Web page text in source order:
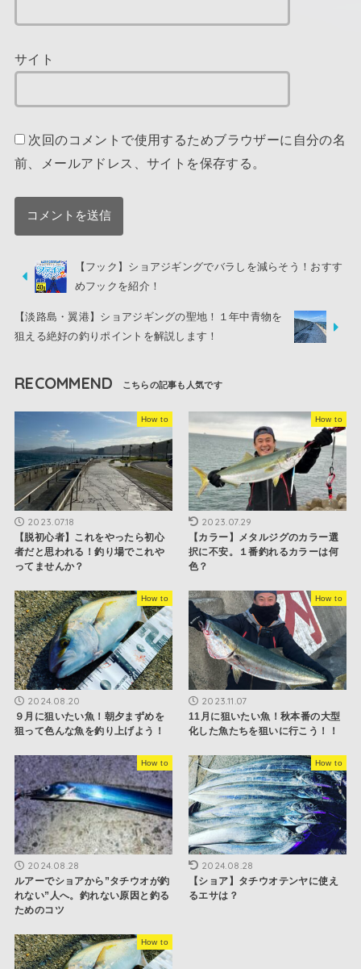
サイト
次回のコメントで使用するためブラウザーに自分の名
前、メールアドレス、サイトを保存する。
【フック】ショアジギングでバラしを減らそう！おすす
めフックを紹介！
【淡路島・翼港】ショアジギングの聖地！１年中青物を
狙える絶好の釣りポイントを解説します！
RECOMMEND
How to
2023.07.18
【脱初心者】これをやったら初心
者だと思われる！釣り場でこれや
ってませんか？
How to
2023.07.29
【カラー】メタルジグのカラー選
択に不安。１番釣れるカラーは何
色？
How to
2024.08.20
９月に狙いたい魚！朝夕まずめを
狙って色んな魚を釣り上げよう！
How to
2023.11.07
11月に狙いたい魚！秋本番の大型
化した魚たちを狙いに行こう！！
How to
2024.08.28
ルアーでショアから”タチウオが釣
れない”人へ。釣れない原因と釣る
ためのコツ
How to
2024.08.28
【ショア】タチウオテンヤに使え
るエサは？
How to